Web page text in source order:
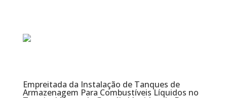
Empreitada da Instalação de Tanques de
Armazenagem Para Combustíveis Líquidos no